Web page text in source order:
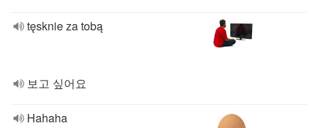
tęsknie za tobą
보고 싶어요
Hahaha